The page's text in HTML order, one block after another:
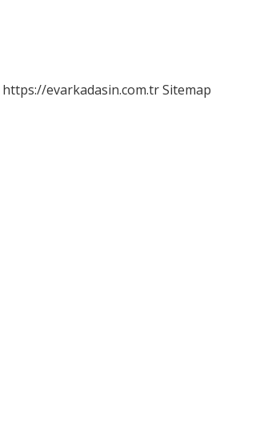
https://evarkadasin.com.trSitemap